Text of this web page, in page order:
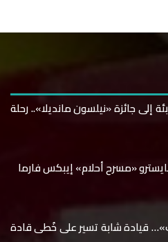
إلى جائزة «نيلسون مانديلا».. رحلة
«مسرح أحلام» إيبكس فارما
قيادة شابة تسير على خُطى قادة